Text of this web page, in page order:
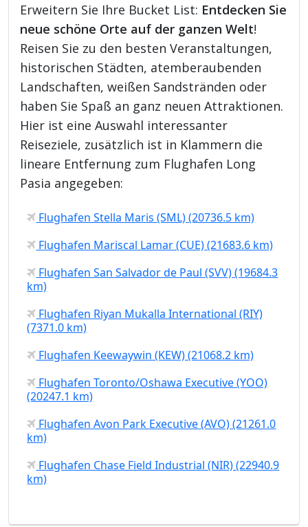
Erweitern Sie Ihre Bucket List: Entdecken Sie
neue schöne Orte auf der ganzen Welt!
Reisen Sie zu den besten Veranstaltungen,
historischen Städten, atemberaubenden
Landschaften, weißen Sandstränden oder
haben Sie Spaß an ganz neuen Attraktionen.
Hier ist eine Auswahl interessanter
Reiseziele, zusätzlich ist in Klammern die
lineare Entfernung zum Flughafen Long
Pasia angegeben:
Flughafen Stella Maris (SML) (20736.5 km)
Flughafen Mariscal Lamar (CUE) (21683.6 km)
Flughafen San Salvador de Paul (SVV) (19684.3
km)
Flughafen Riyan Mukalla International (RIY)
(7371.0 km)
Flughafen Keewaywin (KEW) (21068.2 km)
Flughafen Toronto/Oshawa Executive (YOO)
(20247.1 km)
Flughafen Avon Park Executive (AVO) (21261.0
km)
Flughafen Chase Field Industrial (NIR) (22940.9
km)